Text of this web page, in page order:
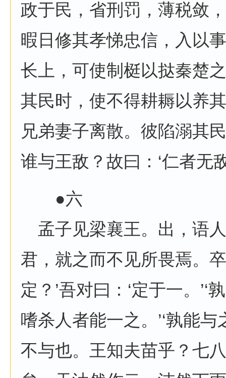
政于民，省刑罚，薄税敛
暇日修其孝悌忠信，入以
长上，可使制梃以挞秦楚
其民时，使不得耕耨以养
兄弟妻子离散。彼陷溺其
谁与王敌？故曰：‘仁者无
●六
孟子见梁襄王。出，语
君，就之而不见所畏焉。
定？’吾对曰：‘定于一。’‘
嗜杀人者能一之。’‘孰能与
不与也。王知夫苗乎？七